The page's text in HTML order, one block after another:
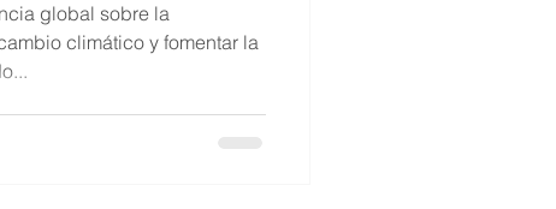
global sobre la
climático y fomentar la